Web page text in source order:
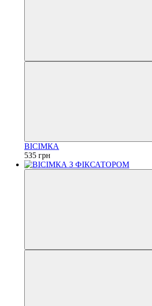
ВІСІМКА
535 грн